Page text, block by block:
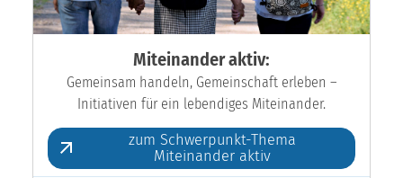
Miteinander aktiv:
Gemeinsam handeln, Gemeinschaft erleben –
Initiativen für ein lebendiges Miteinander.
zum Schwerpunkt-Thema
Miteinander aktiv